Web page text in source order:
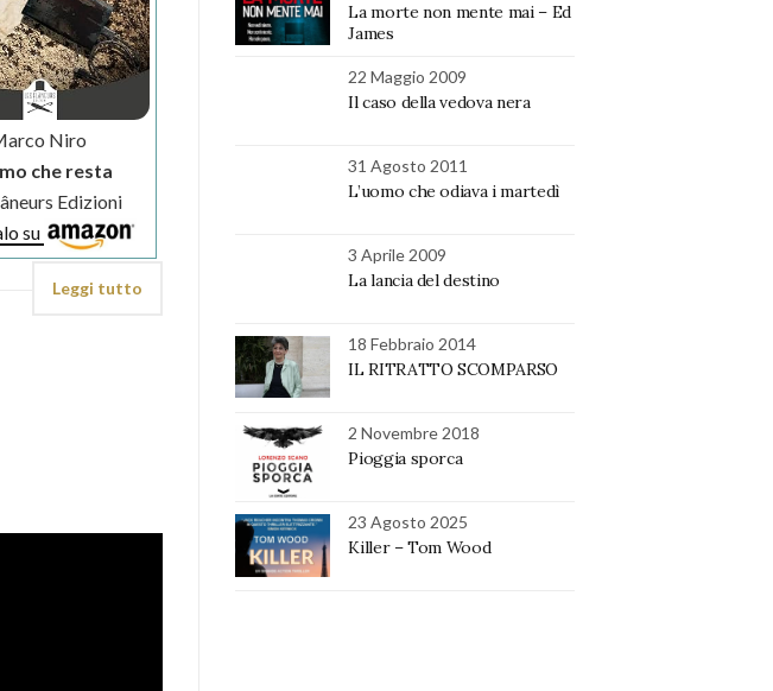
Niro
che resta
Edizioni
su
Leggi tutto
La morte non mente mai – Ed
James
22 Maggio 2009
Il caso della vedova nera
31 Agosto 2011
L’uomo che odiava i martedì
3 Aprile 2009
La lancia del destino
18 Febbraio 2014
IL RITRATTO SCOMPARSO
2 Novembre 2018
Pioggia sporca
23 Agosto 2025
Killer – Tom Wood